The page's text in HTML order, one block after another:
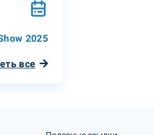
2025
все